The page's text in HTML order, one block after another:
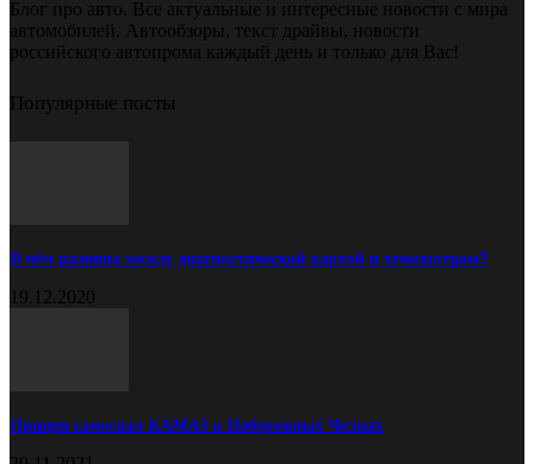
Блог про авто. Все актуальные и интересные новости с мира
автомобилей. Автообзоры, текст драйвы, новости
российского автопрома каждый день и только для Вас!
Популярные посты
В чём разница между диагностической картой и техосмотром?
19.12.2020
Прицеп самосвал КАМАЗ в Набережных Челнах